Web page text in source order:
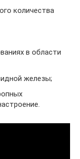
количества
в области
железы;